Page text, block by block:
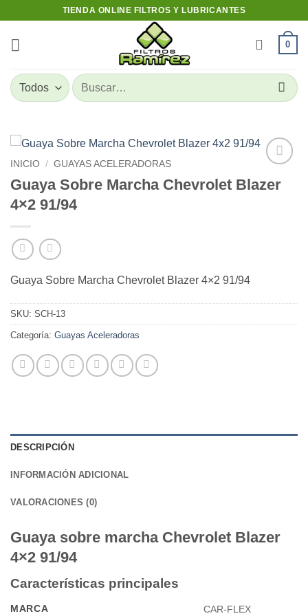
content
TIENDA ONLINE FILTROS Y LUBRICANTES
0
Buscar
por:
wishlist
INICIO / GUAYAS ACELERADORAS
Guaya Sobre Marcha Chevrolet Blazer
4×2 91/94
Guaya Sobre Marcha Chevrolet Blazer 4×2 91/94
SKU: SCH-13
Categoría: Guayas Aceleradoras
DESCRIPCIÓN
INFORMACIÓN ADICIONAL
VALORACIONES (0)
Guaya sobre marcha Chevrolet Blazer
4×2 91/94
Características principales
MARCA CAR-FLEX